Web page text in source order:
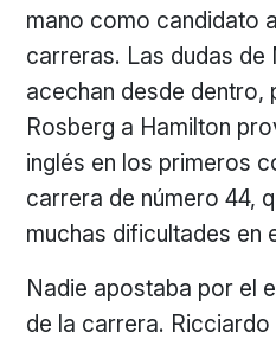
mano como candidato
carreras. Las dudas de
acechan desde dentro,
Rosberg a Hamilton
inglés en los primeros
carrera de número 44,
muchas dificultades en
Nadie apostaba por el
de la carrera.